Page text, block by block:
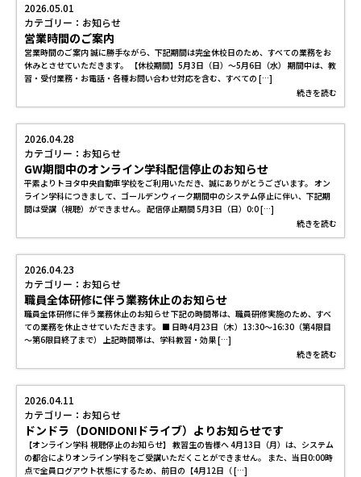
2026.05.01
カテゴリー：お知らせ
営業時間のご案内
営業時間のご案内 誠に勝手ながら、下記期間は完全休校日のため、すべての業務をお
休みとさせていただきます。 【休校期間】5月3日（日）～5月6日（水） 期間中は、教
習・受付業務・お電話・各種お問い合わせ対応を含む、すべての […]
続きを読む
2026.04.28
カテゴリー：お知らせ
GW期間中のオンライン学科配信停止のお知らせ
平素よりトヨタ中央自動車学校をご利用いただき、誠にありがとうございます。 オン
ライン学科につきまして、ゴールデンウィーク期間中のシステム停止に伴い、下記期
間は受講（視聴）ができません。 配信停止期間 5月3日（日）0:0 […]
続きを読む
2026.04.23
カテゴリー：お知らせ
職員全体研修に伴う業務休止のお知らせ
職員全体研修に伴う業務休止のお知らせ 下記の時間帯は、職員研修実施のため、すべ
ての業務を休止させていただきます。 ■ 日時4月23日（木）13:30～16:30（第4限目
～第6限目終了まで） 上記時間帯は、学科教習・効果 […]
続きを読む
2026.04.11
カテゴリー：お知らせ
ドンドラ（DON!DON!ドライブ）よりお知らせです
【オンライン学科 視聴停止のお知らせ】 教習生の皆様へ 4月13日（月）は、システム
の都合によりオンライン学科をご受講いただくことができません。 また、当日0:00時
点で全員ログアウト状態にするため、前日の【4月12日（ […]